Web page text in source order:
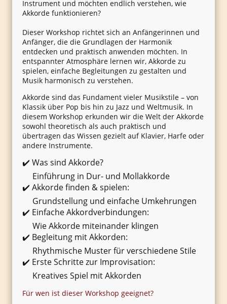
Instrument und möchten endlich verstehen, wie
Akkorde funktionieren?
Dieser Workshop richtet sich an Anfängerinnen und
Anfänger, die die Grundlagen der Harmonik
entdecken und praktisch anwenden möchten. In
entspannter Atmosphäre lernen wir, Akkorde zu
spielen, einfache Begleitungen zu gestalten und
Musik harmonisch zu verstehen.
Akkorde sind das Fundament vieler Musikstile – von
Klassik über Pop bis hin zu Jazz und Weltmusik. In
diesem Workshop erkunden wir die Welt der Akkorde
sowohl theoretisch als auch praktisch und
übertragen das Wissen gezielt auf Klavier, Harfe oder
andere Instrumente.
✔️ Was sind Akkorde?
Einführung in Dur- und Mollakkorde
✔️ Akkorde finden & spielen:
Grundstellung und einfache Umkehrungen
✔️ Einfache Akkordverbindungen:
Wie Akkorde miteinander klingen
✔️ Begleitung mit Akkorden:
Rhythmische Muster für verschiedene Stile
✔️ Erste Schritte zur Improvisation:
Kreatives Spiel mit Akkorden
Für wen ist dieser Workshop geeignet?